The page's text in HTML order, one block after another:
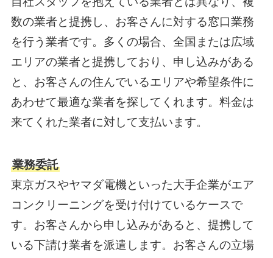
数の業者と提携し、お客さんに対する窓口業務
を行う業者です。多くの場合、全国または広域
エリアの業者と提携しており、申し込みがある
と、お客さんの住んでいるエリアや希望条件に
あわせて最適な業者を探してくれます。料金は
来てくれた業者に対して支払います。
業務委託
東京ガスやヤマダ電機といった大手企業がエア
コンクリーニングを受け付けているケースで
す。お客さんから申し込みがあると、提携して
いる下請け業者を派遣します。お客さんの立場